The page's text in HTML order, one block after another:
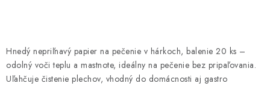
Hnedý nepriľnavý papier na pečenie v hárkoch, balenie 20 ks –
odolný voči teplu a mastnote, ideálny na pečenie bez pripaľovania.
Uľahčuje čistenie plechov, vhodný do domácnosti aj gastro